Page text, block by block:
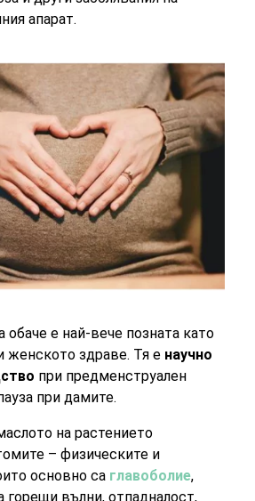
апарат.
обаче е най-вече позната като
женското здраве. Тя е научно
при предменструален
при дамите.
на растението
– физическите и
основно са главоболие,
горещи вълни, отпадналост,